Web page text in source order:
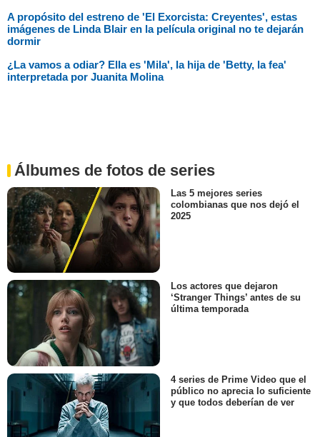
A propósito del estreno de 'El Exorcista: Creyentes', estas
imágenes de Linda Blair en la película original no te dejarán
dormir
¿La vamos a odiar? Ella es 'Mila', la hija de 'Betty, la fea'
interpretada por Juanita Molina
Álbumes de fotos de series
Las 5 mejores series
colombianas que nos dejó el
2025
Los actores que dejaron
‘Stranger Things’ antes de su
última temporada
4 series de Prime Video que el
público no aprecia lo suficiente
y que todos deberían de ver